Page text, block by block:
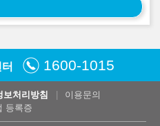
1600-1015
보처리방침
이용문의
등록증